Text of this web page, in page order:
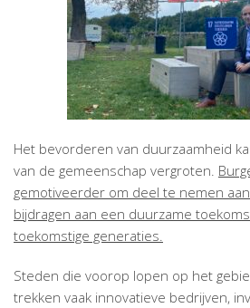
Het bevorderen van duurzaamheid
van de gemeenschap vergroten.
gemotiveerder om deel te nemen
bijdragen aan een duurzame
toekomstige generaties.
Steden die voorop lopen op het
trekken vaak innovatieve bedrijven,